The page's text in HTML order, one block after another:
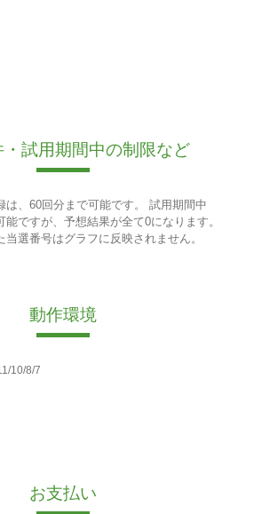
試用期間中の制限など
は、60回分まで可能です。 試用期間中
能ですが、予想結果が全て0になります。
選番号はグラフに反映されません。
動作環境
10/8/7
お支払い